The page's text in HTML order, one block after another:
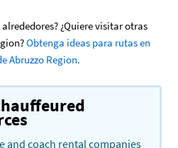
¿Quiere visitar otras
Obtenga ideas para rutas en
Abruzzo Region.
and coach rental companies